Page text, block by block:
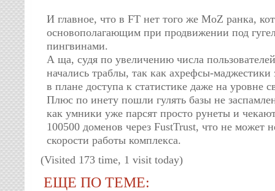
И главное, что в FT нет того же MoZ ранка,
основополагающим при продвижении под
пингвинами.
А ща, судя по увеличению числа
начались траблы, так как ахрефсы-маджестики
в плане доступа к статистике даже на уровне
Плюс по инету пошли гулять базы не
как умники уже парсят просто рунеты и
100500 доменов через FustTrust, что не может
скорости работы комплекса.
(Visited 173 time, 1 visit today)
ЕЩЕ ПО ТЕМЕ: